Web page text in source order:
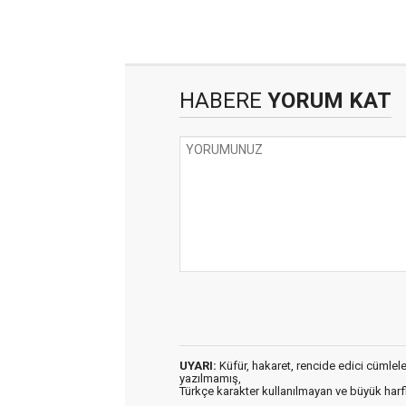
HABERE YORUM KAT
UYARI: Küfür, hakaret, rencide edici
yazılmamış,
Türkçe karakter kullanılmayan ve büyük